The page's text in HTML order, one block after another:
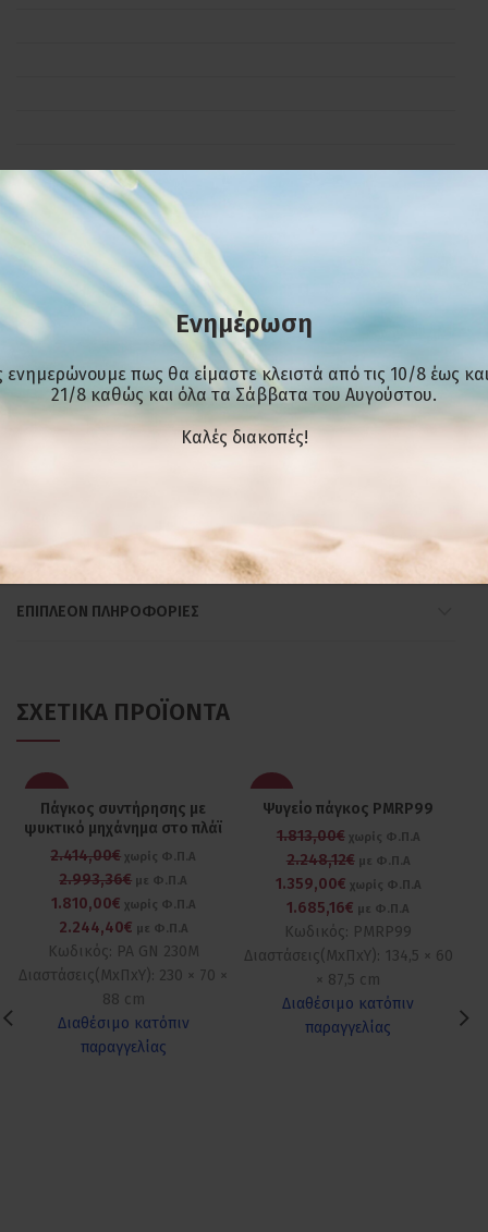
ΕΠΙΠΛΈΟΝ ΠΛΗΡΟΦΟΡΊΕΣ
ΣΧΕΤΙΚΆ ΠΡΟΪΌΝΤΑ
Πάγκος συντήρησης με
ψυκτικό μηχάνημα στο πλάϊ
2.414,00€ χωρίς Φ.Π.Α
2.993,36€ με Φ.Π.Α
1.810,00€ χωρίς Φ.Π.Α
2.244,40€ με Φ.Π.Α
Κωδικός: PA GN 230M
Διαστάσεις(ΜxΠxΥ): 230 × 70 ×
88 cm
Διαθέσιμο κατόπιν
παραγγελίας
Ψυγείο πάγκος PMRP99
1.813,00€χωρίς Φ.Π.Α
2.248,12€με Φ.Π.Α
1.359,00€ χωρίς Φ.Π.Α
1.685,16€ με Φ.Π.Α
Κωδικός: PMRP99
Διαστάσεις(ΜxΠxΥ): 134,5 × 60
× 87,5 cm
Διαθέσιμο κατόπιν
παραγγελίας
Ενημέρωση
ενημερώνουμε πως θα είμαστε κλειστά από τις 10/8 έως και
21/8 καθώς και όλα τα Σάββατα του Αυγούστου.
Kαλές διακοπές!